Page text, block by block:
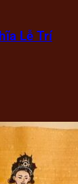
Lễ Trí